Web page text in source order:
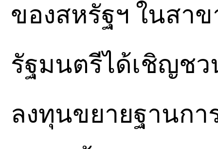
ของสหรัฐฯ ในสา
รัฐมนตรีได้เชิญช
ลงทุนขยายฐานกา